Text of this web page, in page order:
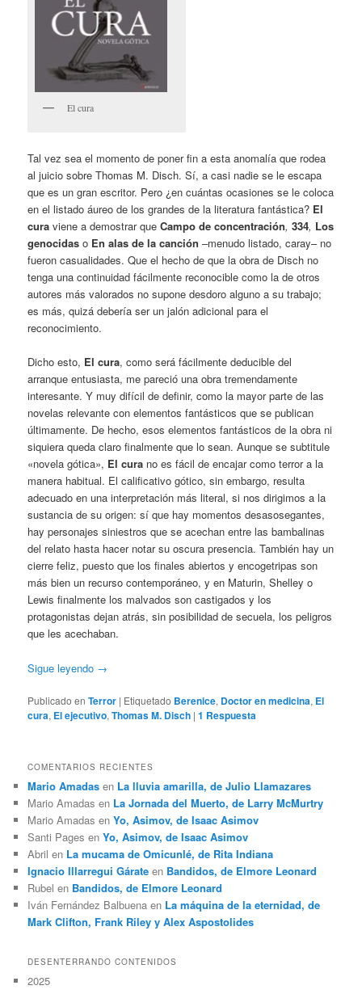
El cura
Tal vez sea el momento de poner fin a esta anomalía que rodea
al juicio sobre Thomas M. Disch. Sí, a casi nadie se le escapa
que es un gran escritor. Pero ¿en cuántas ocasiones se le coloca
en el listado áureo de los grandes de la literatura fantástica? El
cura viene a demostrar queCampo de concentración,334, Los
genocidas o En alas de la canción –menudo listado, caray– no
fueron casualidades. Que el hecho de que la obra de Disch no
tenga una continuidad fácilmente reconocible como la de otros
autores más valorados no supone desdoro alguno a su trabajo;
es más, quizá debería ser un jalón adicional para el
reconocimiento.
Dicho esto, El cura, como será fácilmente deducible del
arranque entusiasta, me pareció una obra tremendamente
interesante. Y muy difícil de definir, como la mayor parte de las
novelas relevante con elementos fantásticos que se publican
últimamente. De hecho, esos elementos fantásticos de la obra ni
siquiera queda claro finalmente que lo sean. Aunque se subtitule
«novela gótica», El cura no es fácil de encajar como terror a la
manera habitual. El calificativo gótico, sin embargo, resulta
adecuado en una interpretación más literal, si nos dirigimos a la
sustancia de su origen: sí que hay momentos desasosegantes,
hay personajes siniestros que se acechan entre las bambalinas
del relato hasta hacer notar su oscura presencia. También hay un
cierre feliz, puesto que los finales abiertos y encogetripas son
más bien un recurso contemporáneo, y en Maturin, Shelley o
Lewis finalmente los malvados son castigados y los
protagonistas dejan atrás, sin posibilidad de secuela, los peligros
que les acechaban.
Sigue leyendo →
Publicado en Terror | Etiquetado Berenice, Doctor en medicina, El
cura, El ejecutivo,Thomas M. Disch |1 Respuesta
COMENTARIOS RECIENTES
Mario Amadas en La lluvia amarilla, de Julio Llamazares
Mario Amadas en La Jornada del Muerto, de Larry McMurtry
Mario Amadas enYo, Asimov, de Isaac Asimov
Santi Pages enYo, Asimov, de Isaac Asimov
Abril en La mucama de Omicunlé, de Rita Indiana
Ignacio Illarregui Gárate en Bandidos, de Elmore Leonard
Rubel en Bandidos, de Elmore Leonard
Iván Fernández Balbuena en La máquina de la eternidad, de
Mark Clifton, Frank Riley y Alex Aspostolides
DESENTERRANDO CONTENIDOS
2025